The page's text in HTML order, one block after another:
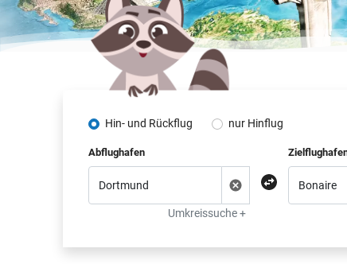
Hin- und Rückflug nur Hinflug
Abflughafen
Umkreissuche +